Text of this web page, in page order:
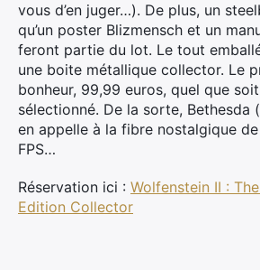
vous d’en juger…). De plus, un
qu’un poster Blizmensch et un
feront partie du lot. Le tout
une boite métallique collector. Le
bonheur, 99,99 euros, quel que
sélectionné. De la sorte, Bethesda
en appelle à la fibre nostalgique
FPS…
Réservation ici : Wolfenstein II :
Edition Collector